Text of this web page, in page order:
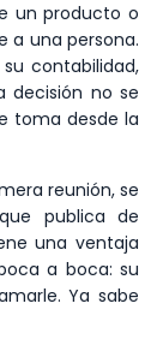
un producto o
a una persona.
contabilidad,
decisión no se
toma desde la
reunión, se
publica de
una ventaja
a boca: su
Ya sabe